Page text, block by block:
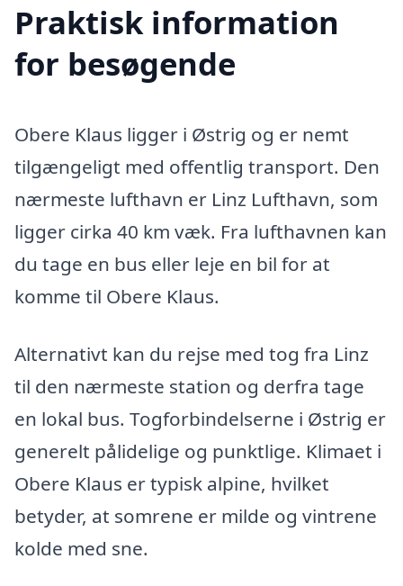
Praktisk information
for besøgende
Obere Klaus ligger i Østrig og er nemt
tilgængeligt med offentlig transport. Den
nærmeste lufthavn er Linz Lufthavn, som
ligger cirka 40 km væk. Fra lufthavnen kan
du tage en bus eller leje en bil for at
komme til Obere Klaus.
Alternativt kan du rejse med tog fra Linz
til den nærmeste station og derfra tage
en lokal bus. Togforbindelserne i Østrig er
generelt pålidelige og punktlige. Klimaet i
Obere Klaus er typisk alpine, hvilket
betyder, at somrene er milde og vintrene
kolde med sne.